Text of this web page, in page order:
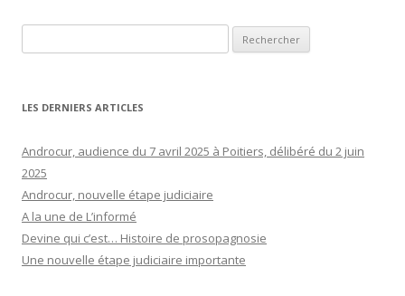
LES DERNIERS ARTICLES
Androcur, audience du 7 avril 2025 à Poitiers, délibéré du 2 juin
2025
Androcur, nouvelle étape judiciaire
A la une de L’informé
Devine qui c’est… Histoire de prosopagnosie
Une nouvelle étape judiciaire importante